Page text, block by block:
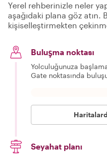
Yerel rehberinizle neler
aşağıdaki plana göz
kişiselleştirmekten
Buluşma noktası
Yolculuğunuza
Gate noktasında
Seyahat planı